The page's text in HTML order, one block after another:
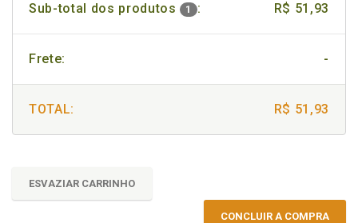
Sub-total dos produtos 1 : R$ 51,93
Frete: -
TOTAL: R$ 51,93
ESVAZIAR CARRINHO
CONCLUIR A COMPRA